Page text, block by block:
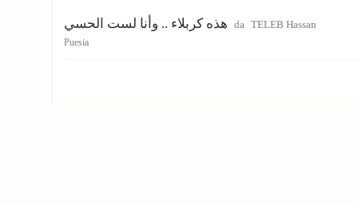
هذه كربلاء .. وأنا لست الحسي da TELEB Hassan
Puesia